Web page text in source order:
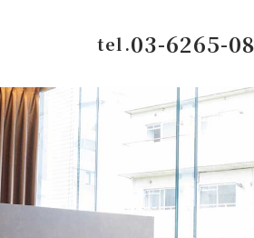
tel.03-6265-